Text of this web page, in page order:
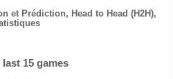
et Prédiction, Head to Head (H2H),
last 15 games